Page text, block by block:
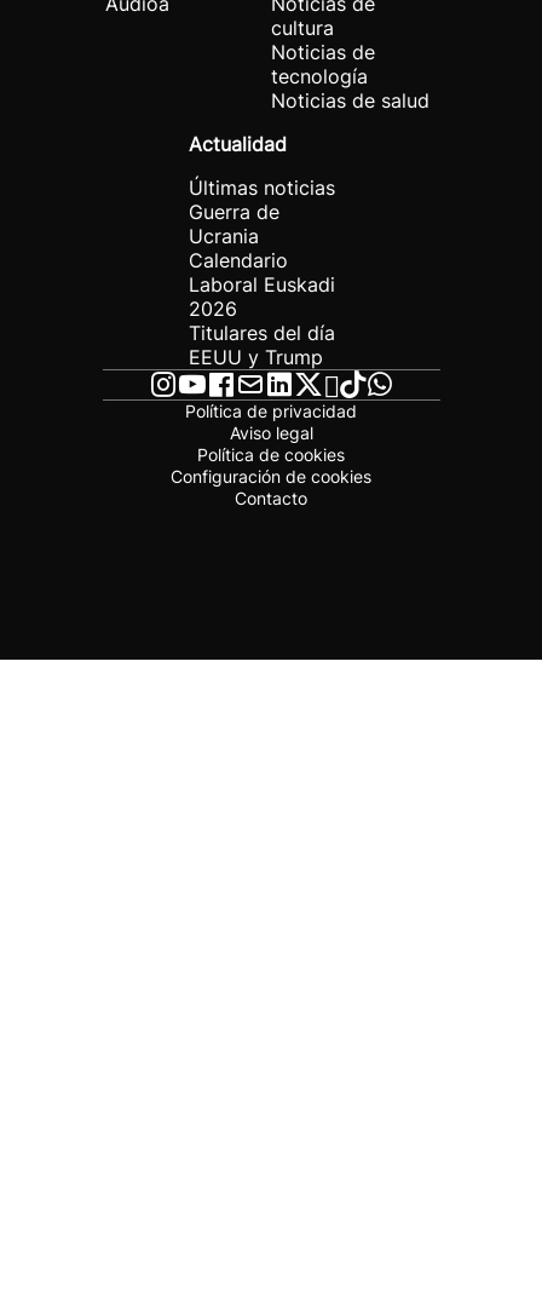
cultura
Noticias de
tecnología
Noticias de salud
Actualidad
Últimas noticias
Guerra de
Ucrania
Calendario
Laboral Euskadi
2026
Titulares del día
EEUU y Trump
Política de privacidad
Aviso legal
Política de cookies
Configuración de cookies
Contacto